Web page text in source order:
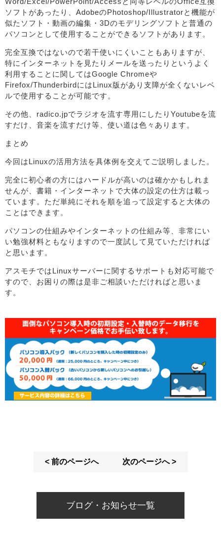
ソフトがあったり、AdobeのPhotoshop/Illustratorと機能が
似たソフト・動画の編集・3Dのモデリングソフトと普通の
パソコンとして使用することができるソフトがあります。
完全互換ではないので若干使いにくいこともありますが、
特にインターネットを見たりメールを送ったりというよく
利用することに関してはGoogle Chromeや
Firefox/ThunderbirdにはLinux版があり支障が全くないレベ
ルで使用することが可能です。
その他、radico.jpでラジオを流す専用にしたりYoutubeを流
すだけ、音楽を流すだけ等、使い道は色々あります。
まとめ
今回はLinuxの活用方法を具体例を交えてご説明しました。
完全に初心者の方にはハードルが高いのは確かかもしれま
せんが、書籍・インターネットで大体の設定の仕方は載っ
ています。ただ単純にそれを順を追って設定すると大体の
ことはできます。
パソコンの仕組みやインターネットの仕組み等、非常にい
い勉強材料ともなりますので一度試して見ていただければ
と思います。
アスモチではLinuxサーバーに関するサポートも対応可能で
すので、お困りの際は是非ご相談いただければと思いま
す。
< 前のページへ 次のページへ >
ブログ・お知らせ一覧